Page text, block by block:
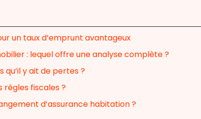
un taux d’emprunt avantageux
: lequel offre une analyse complète ?
qu’il y ait de pertes ?
règles fiscales ?
d’assurance habitation ?